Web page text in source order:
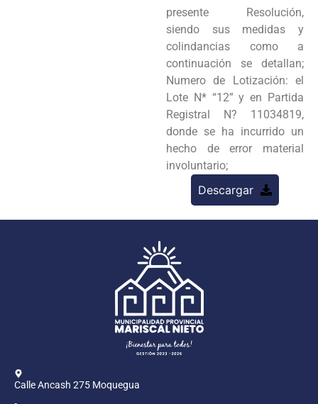
presente Resolución,
siendo sus medidas y
colindancias como a
continuación se detallan;
Numero de Lotización: el
Lote N* “12” y en Partida
Registral N? 11034819,
donde se ha incurrido un
hecho de error material
involuntario;
Descargar
Calle Ancash 275 Moquegua